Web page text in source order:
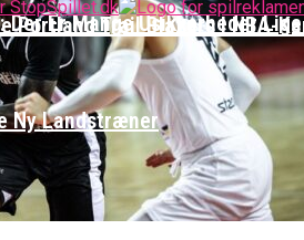
At Repræsentere Danmark”
FC Barcelona I Minicopa
Slutrunde: “Vi Har Lagt
Portland Trail Blazers I NBA-
Er Mange Usikkerheder
Ny Landstræner